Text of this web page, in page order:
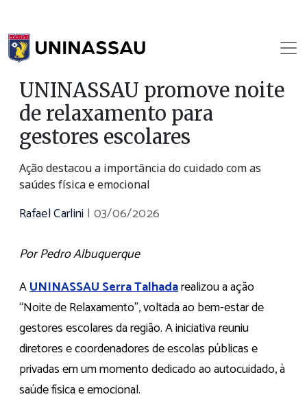
UNINASSAU promove noite
de relaxamento para
gestores escolares
Ação destacou a importância do cuidado com as
saúdes física e emocional
Rafael Carlini | 03/06/2026
Por Pedro Albuquerque
AUNINASSAU Serra Talhadarealizou a ação
“Noite de Relaxamento”, voltada ao bem-estar de
gestores escolares da região. A iniciativa reuniu
diretores e coordenadores de escolas públicas e
privadas em um momento dedicado ao autocuidado, à
saúde física e emocional.